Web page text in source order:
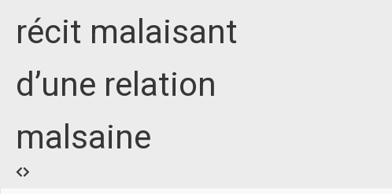
récit malaisant
d’une relation
malsaine